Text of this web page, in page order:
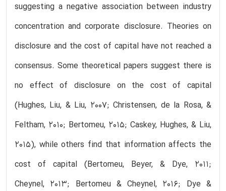
suggesting a negative association between industry
concentration and corporate disclosure. Theories on
disclosure and the cost of capital have not reached a
consensus. Some theoretical papers suggest there is
no effect of disclosure on the cost of capital
(Hughes, Liu, & Liu, 2007; Christensen, de la Rosa, &
Feltham, 2010; Bertomeu, 2015; Caskey, Hughes, & Liu,
2015), while others find that information affects the
cost of capital (Bertomeu, Beyer, & Dye, 2011;
Cheynel, 2013; Bertomeu & Cheynel, 2016; Dye &